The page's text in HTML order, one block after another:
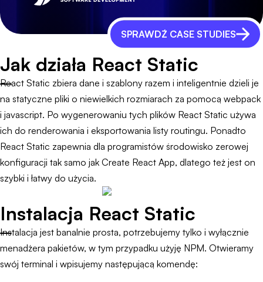
SPRAWDŹ CASE STUDIES
Jak działa React Static
React Static zbiera dane i szablony razem i inteligentnie dzieli je
na statyczne pliki o niewielkich rozmiarach za pomocą webpack
i javascript. Po wygenerowaniu tych plików React Static używa
ich do renderowania i eksportowania listy routingu. Ponadto
React Static zapewnia dla programistów środowisko zerowej
konfiguracji tak samo jak Create React App, dlatego też jest on
szybki i łatwy do użycia.
Instalacja React Static
Instalacja jest banalnie prosta, potrzebujemy tylko i wyłącznie
menadżera pakietów, w tym przypadku użyję NPM. Otwieramy
swój terminal i wpisujemy następującą komendę: